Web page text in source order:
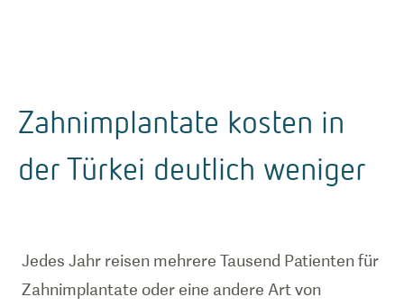
Zahnimplantate kosten in
der Türkei deutlich weniger
Jedes Jahr reisen mehrere Tausend Patienten für
Zahnimplantate oder eine andere Art von